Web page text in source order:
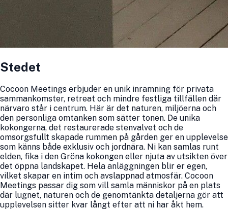
Stedet
Cocoon Meetings erbjuder en unik inramning för privata
sammankomster, retreat och mindre festliga tillfällen där
närvaro står i centrum. Här är det naturen, miljöerna och
den personliga omtanken som sätter tonen. De unika
kokongerna, det restaurerade stenvalvet och de
omsorgsfullt skapade rummen på gården ger en upplevelse
som känns både exklusiv och jordnära. Ni kan samlas runt
elden, fika i den Gröna kokongen eller njuta av utsikten över
det öppna landskapet. Hela anläggningen blir er egen,
vilket skapar en intim och avslappnad atmosfär. Cocoon
Meetings passar dig som vill samla människor på en plats
där lugnet, naturen och de genomtänkta detaljerna gör att
upplevelsen sitter kvar långt efter att ni har åkt hem.